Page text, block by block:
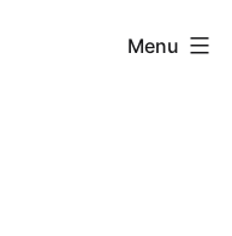
Menu